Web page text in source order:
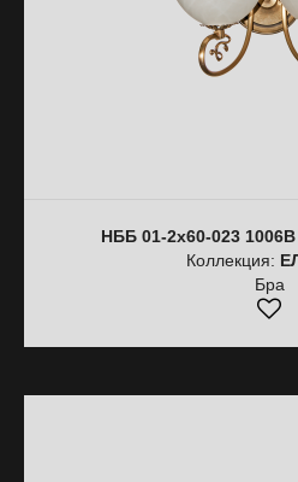
НББ 01-2х60-023 1006В
Коллекция:
Бра